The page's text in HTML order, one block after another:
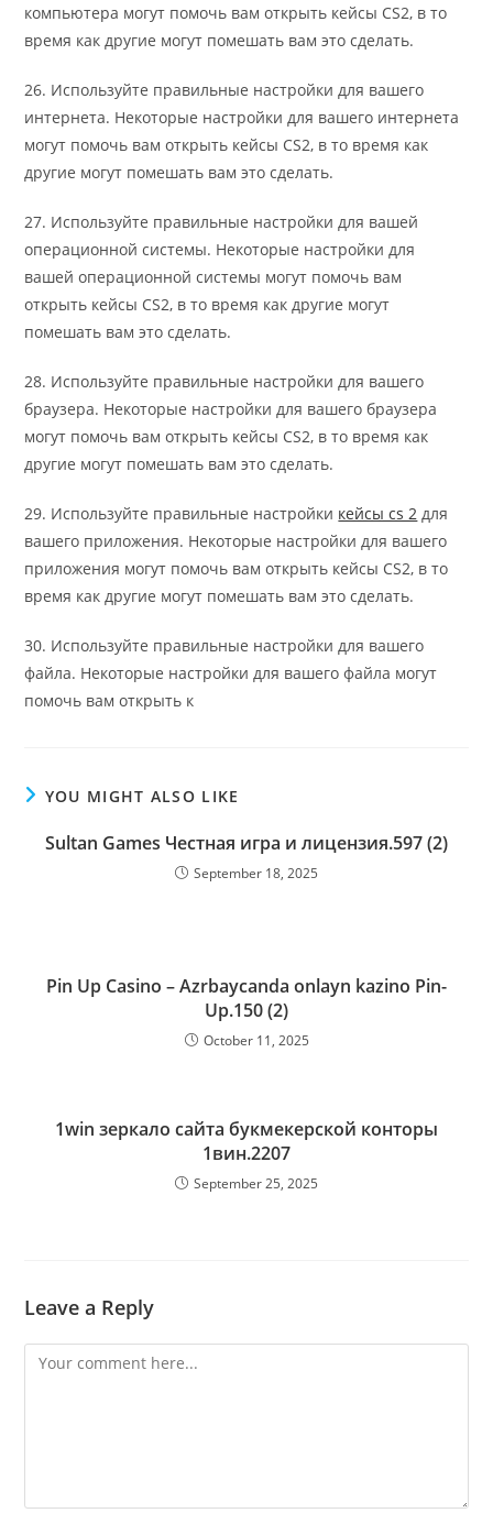
компьютера могут помочь вам открыть кейсы CS2, в то
время как другие могут помешать вам это сделать.
26. Используйте правильные настройки для вашего
интернета. Некоторые настройки для вашего интернета
могут помочь вам открыть кейсы CS2, в то время как
другие могут помешать вам это сделать.
27. Используйте правильные настройки для вашей
операционной системы. Некоторые настройки для
вашей операционной системы могут помочь вам
открыть кейсы CS2, в то время как другие могут
помешать вам это сделать.
28. Используйте правильные настройки для вашего
браузера. Некоторые настройки для вашего браузера
могут помочь вам открыть кейсы CS2, в то время как
другие могут помешать вам это сделать.
29. Используйте правильные настройки кейсы cs 2 для
вашего приложения. Некоторые настройки для вашего
приложения могут помочь вам открыть кейсы CS2, в то
время как другие могут помешать вам это сделать.
30. Используйте правильные настройки для вашего
файла. Некоторые настройки для вашего файла могут
помочь вам открыть к
YOU MIGHT ALSO LIKE
Sultan Games Честная игра и лицензия.597 (2)
September 18, 2025
Pin Up Casino – Azrbaycanda onlayn kazino Pin-
Up.150 (2)
October 11, 2025
1win зеркало сайта букмекерской конторы
1вин.2207
September 25, 2025
Leave a Reply
Comment